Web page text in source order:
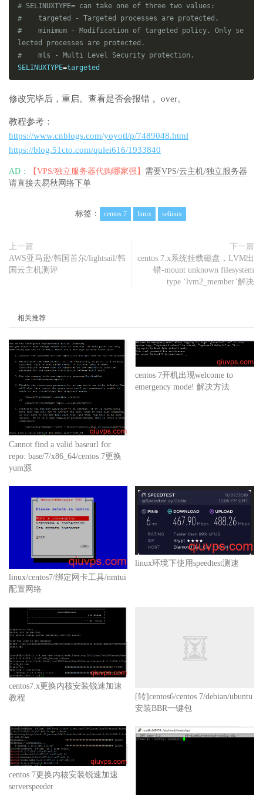
# SELINUXTYPE= can take one of three two values:
#    targeted - Targeted processes are protected,
#    minimum - Modification of targeted policy. Only se
lected processes are protected.
#    mls - Multi Level Security protection.
SELINUXTYPE=targeted
修改完毕后，重启。查看是否会报错 。over。
教程参考：
https://www.cnblogs.com/yoyotl/p/7489048.html
https://blog.51cto.com/qulei616/1933840
AD： 【VPS/独立服务器代购哪家强】 需要VPS/云主机/独立服务器
请直接去易秋网络下单
标签： centos 7 linux selinux
上一篇
AWS亚马逊/韩国首尔/lightsail/韩
国云主机测评
下一篇
centos 7.x系统挂载磁盘，LVM出
错-mount unknown filesystem
type ‘lvm2_member’解决
相关推荐
Cannot find a valid baseurl for
repo: base/7/x86_64/centos 7更换
yum源
centos 7开机出现welcome to
emergency mode! 解决方法
linux/centos7/绑定网卡工具/nmtui
配置网络
linux环境下使用speedtest测速
centos7.x更换内核安装锐速加速
教程
[转]centos6/centos 7/debian/ubuntu
安装BBR一键包
centos 7更换内核安装锐速加速
serverspeeder